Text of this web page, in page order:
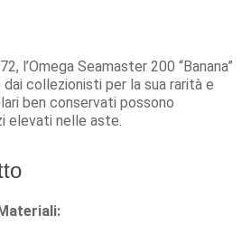
l’Omega Seamaster 200 “Banana”
collezionisti per la sua rarità e
ben conservati possono
elevati nelle aste.